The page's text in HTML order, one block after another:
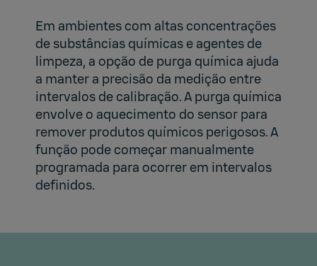
Em ambientes com altas concentrações
de substâncias químicas e agentes de
limpeza, a opção de purga química ajuda
a manter a precisão da medição entre
intervalos de calibração. A purga química
envolve o aquecimento do sensor para
remover produtos químicos perigosos. A
função pode começar manualmente
programada para ocorrer em intervalos
definidos.